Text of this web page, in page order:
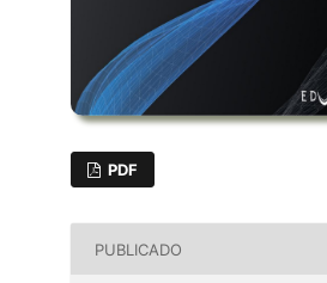
PDF
PUBLICADO